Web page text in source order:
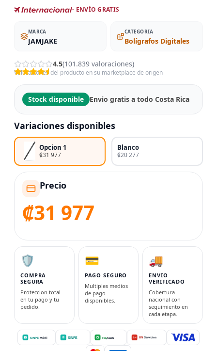
- ENVÍO GRATIS
MARCA
JAMJAKE
CATEGORIA
Bolígrafos Digitales
4.5(101.839 valoraciones)
Valoraciones del producto en su marketplace de origen
Stock disponible Envio gratis a todo Costa Rica
Variaciones disponibles
Opcion 1
₡31 977
Blanco
₡20 277
Precio
₡31 977
🛡️
COMPRA
SEGURA
Proteccion total
en tu pago y tu
pedido.
💳
PAGO SEGURO
Multiples medios
de pago
disponibles.
🚚
ENVIO
VERIFICADO
Cobertura
nacional con
seguimiento en
cada etapa.